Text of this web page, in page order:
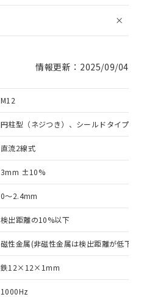
情報更新：2025/09/04
M12
円柱型（ネジつき）、シールドタイプ
直流2線式
3mm ±10%
0～2.4mm
検出距離の10%以下
磁性金属(非磁性金属は検出距離が低下
鉄12×12×1mm
1000Hz